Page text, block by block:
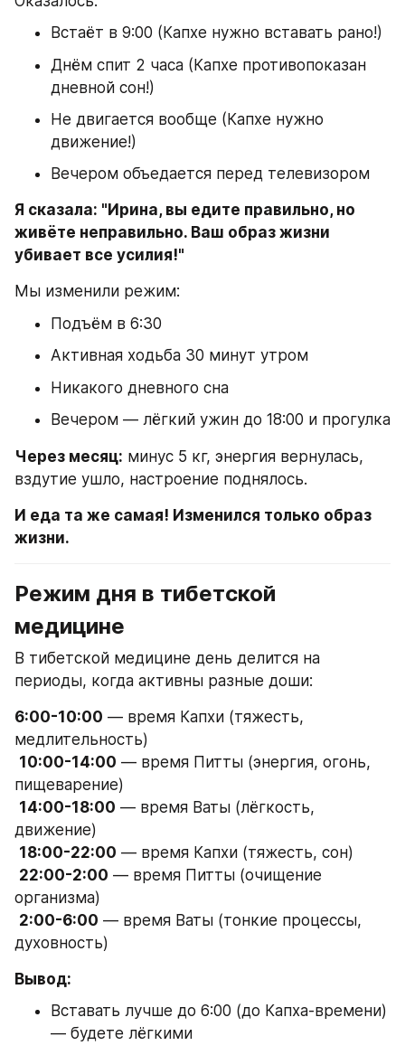
Встаёт в 9:00 (Капхе нужно вставать рано!)
Днём спит 2 часа (Капхе противопоказан
дневной сон!)
Не двигается вообще (Капхе нужно
движение!)
Вечером объедается перед телевизором
Я сказала: "Ирина, вы едите правильно, но
живёте неправильно. Ваш образ жизни
убивает все усилия!"
Мы изменили режим:
Подъём в 6:30
Активная ходьба 30 минут утром
Никакого дневного сна
Вечером — лёгкий ужин до 18:00 и прогулка
Через месяц: минус 5 кг, энергия вернулась,
вздутие ушло, настроение поднялось.
И еда та же самая! Изменился только образ
жизни.
Режим дня в тибетской
медицине
В тибетской медицине день делится на
периоды, когда активны разные доши:
6:00-10:00 — время Капхи (тяжесть,
медлительность)
10:00-14:00 — время Питты (энергия, огонь,
пищеварение)
14:00-18:00 — время Ваты (лёгкость,
движение)
18:00-22:00 — время Капхи (тяжесть, сон)
22:00-2:00 — время Питты (очищение
организма)
2:00-6:00 — время Ваты (тонкие процессы,
духовность)
Вывод:
Вставать лучше до 6:00 (до Капха-времени)
— будете лёгкими